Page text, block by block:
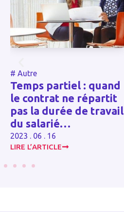
# Autre
Temps partiel : quand
le contrat ne répartit
pas la durée de travail
du salarié…
2023 . 06 . 16
LIRE L’ARTICLE